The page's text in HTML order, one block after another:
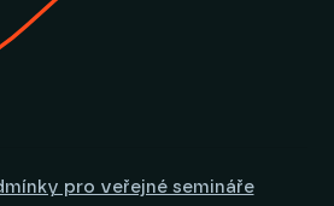
pro veřejné semináře